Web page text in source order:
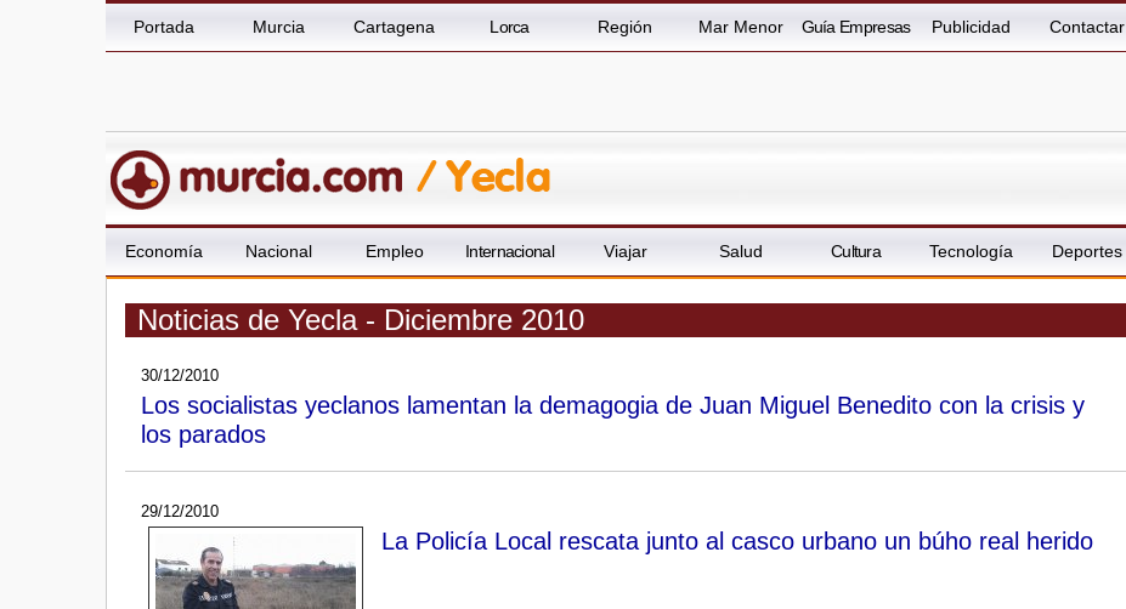
Portada Murcia Cartagena Lorca Región Mar Menor Guía Empresas Publicidad Contactar
Economía Nacional Empleo Internacional Viajar Salud Cultura Tecnología Deportes
Noticias de Yecla - Diciembre 2010
30/12/2010
Los socialistas yeclanos lamentan la demagogia de Juan Miguel Benedito con la crisis y
los parados
29/12/2010
La Policía Local rescata junto al casco urbano un búho real herido